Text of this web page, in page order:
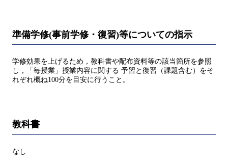
準備学修(事前学修・復習)等についての指示
学修効果を上げるため，教科書や配布資料等の該当箇所を参照
し，「毎授業」授業内容に関する 予習と復習（課題含む）をそ
れぞれ概ね100分を目安に行うこと。
教科書
なし